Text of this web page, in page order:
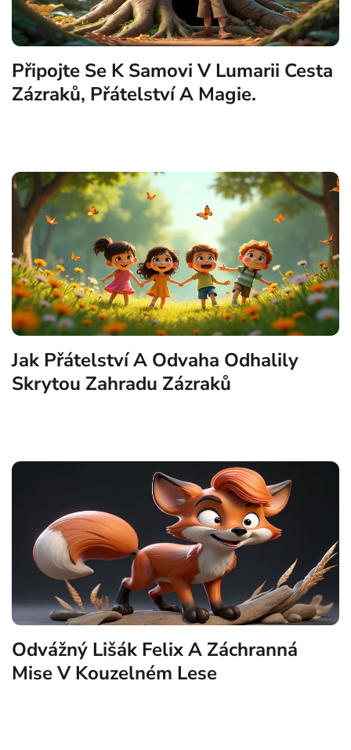
Připojte Se K Samovi V Lumarii Cesta
Zázraků, Přátelství A Magie.
Jak Přátelství A Odvaha Odhalily
Skrytou Zahradu Zázraků
Odvážný Lišák Felix A Záchranná
Mise V Kouzelném Lese